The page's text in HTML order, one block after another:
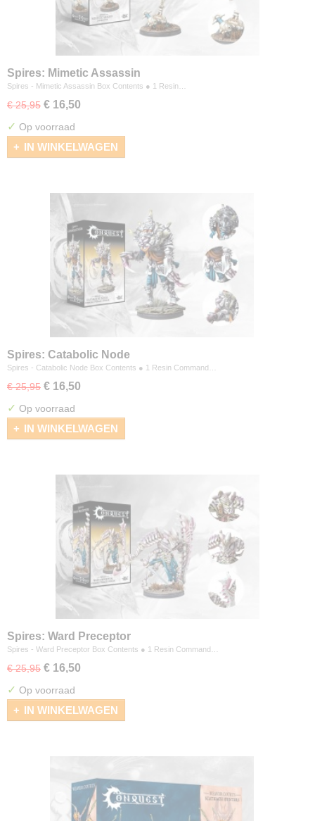
Spires: Mimetic Assassin
Spires - Mimetic Assassin Box Contents ● 1 Resin…
€ 25,95 € 16,50
✓ Op voorraad
IN WINKELWAGEN
Spires: Catabolic Node
Spires - Catabolic Node Box Contents ● 1 Resin Command…
€ 25,95 € 16,50
✓ Op voorraad
IN WINKELWAGEN
Spires: Ward Preceptor
Spires - Ward Preceptor Box Contents ● 1 Resin Command…
€ 25,95 € 16,50
✓ Op voorraad
IN WINKELWAGEN